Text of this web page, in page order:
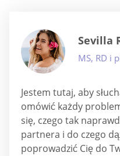
Sevilla
MS, RD i
Jestem tutaj, aby
omówić każdy
się, czego tak
partnera i do czego
poprowadzić Cię do